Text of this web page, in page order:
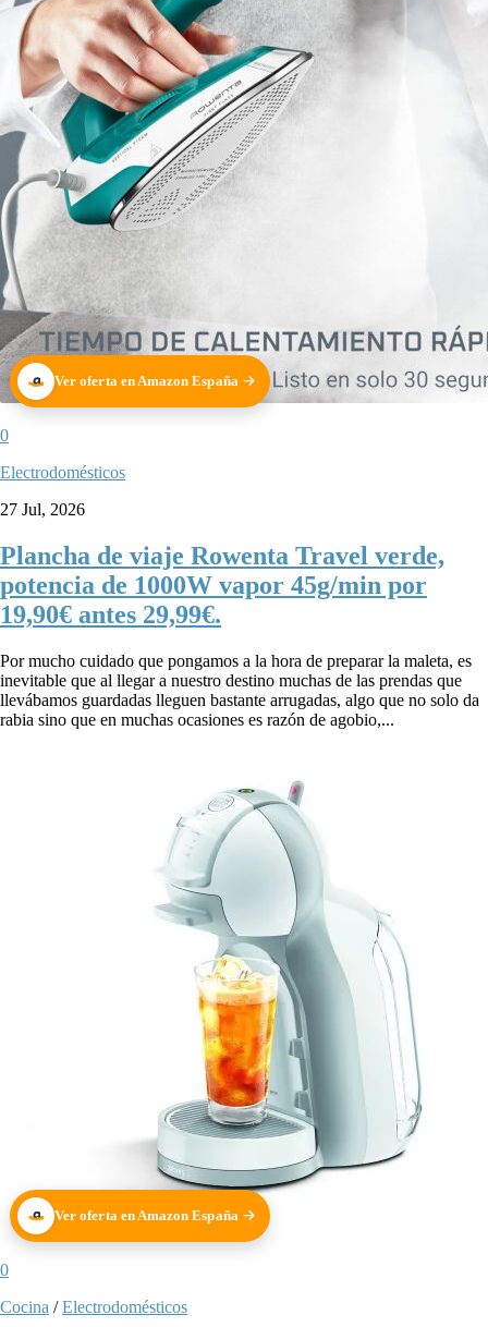
Ver oferta en Amazon España
0
Electrodomésticos
27 Jul, 2026
Plancha de viaje Rowenta Travel verde,
potencia de 1000W vapor 45g/min por
19,90€ antes 29,99€.
Por mucho cuidado que pongamos a la hora de preparar la maleta, es
inevitable que al llegar a nuestro destino muchas de las prendas que
llevábamos guardadas lleguen bastante arrugadas, algo que no solo da
rabia sino que en muchas ocasiones es razón de agobio,...
Ver oferta en Amazon España
0
Cocina /Electrodomésticos